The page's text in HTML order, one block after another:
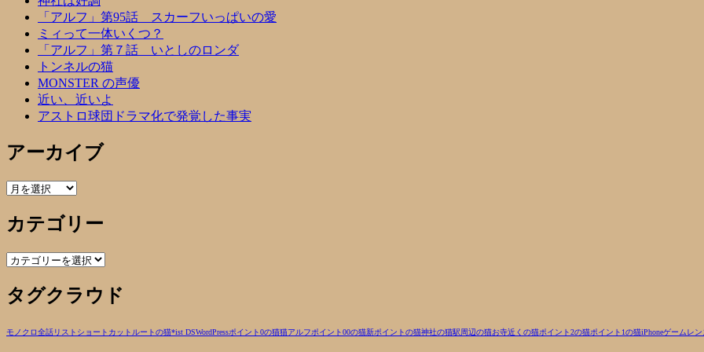
「アルフ」第95話 スカーフいっぱいの愛
ミィって一体いくつ？
「アルフ」第７話 いとしのロンダ
トンネルの猫
MONSTER の声優
近い、近いよ
アストロ球団ドラマ化で発覚した事実
アーカイブ
ア
カ
イ
ブ
カテゴリー
カ
ゴ
リ
タグクラウド
モノクロ全話リスト ショートカットルートの猫*ist DSWordPressポイント0の猫猫アルフポイント00の猫新ポイントの猫神社の猫駅周辺の猫お寺近くの猫ポイント2の猫ポイント1の猫iPhoneゲームレン